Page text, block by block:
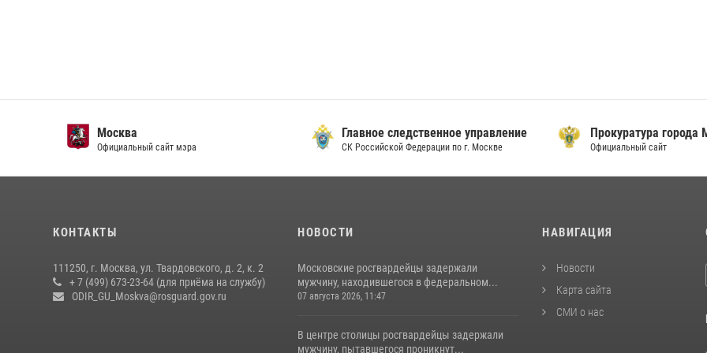
Москва
Официальный сайт мэра
Главное следственное управление
СК Российской Федерации по г. Москве
Прокуратура города
Официальный сайт
КОНТАКТЫ
111250, г. Москва, ул. Твардовского, д. 2, к. 2
+ 7 (499) 673-23-64 (для приёма на службу)
ODIR_GU_Moskva@rosguard.gov.ru
НОВОСТИ
Московские росгвардейцы задержали
мужчину, находившегося в федеральном...
07 августа 2026, 11:47
В центре столицы росгвардейцы задержали
мужчину, пытавшегося проникнут...
НАВИГАЦИЯ
Новости
Карта сайта
СМИ о нас